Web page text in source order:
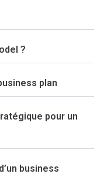
?
plan
pour un
business